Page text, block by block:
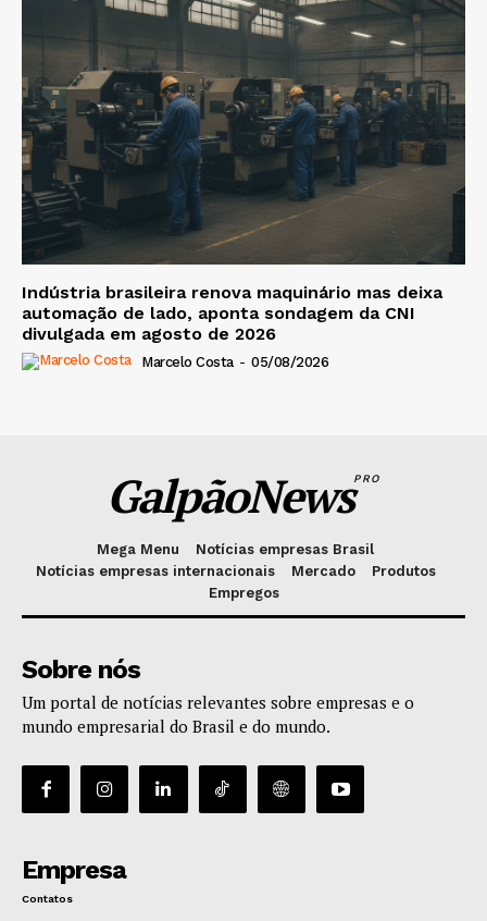
Indústria brasileira renova maquinário mas deixa
automação de lado, aponta sondagem da CNI
divulgada em agosto de 2026
Marcelo Costa - 05/08/2026
GalpãoNewsPRO
Mega Menu
Notícias empresas Brasil
Notícias empresas internacionais
Mercado
Produtos
Empregos
Sobre nós
Um portal de notícias relevantes sobre empresas e o
mundo empresarial do Brasil e do mundo.
Empresa
Contatos